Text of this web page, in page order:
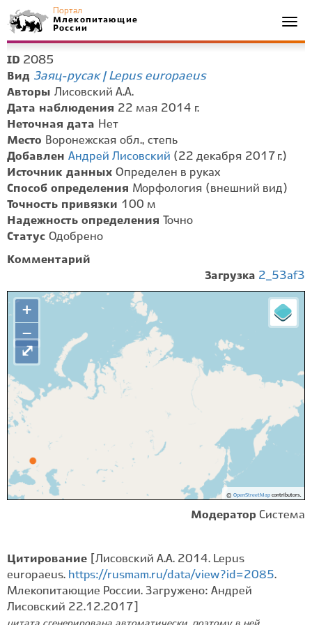
Портал
Млекопитающие
России
ID 2085
Вид Заяц-русак | Lepus europaeus
Авторы Лисовский А.А.
Дата наблюдения 22 мая 2014 г.
Неточная дата Нет
Место Воронежская обл., степь
Добавлен Андрей Лисовский (22 декабря 2017 г.)
Источник данных Определен в руках
Способ определения Морфология (внешний вид)
Точность привязки 100 м
Надежность определения
Точно
Статус Одобрено
Комментарий
Загрузка 2_53af3
+
−
© OpenStreetMapcontributors.
⤢
Модератор Система
Цитирование
[Лисовский А.А. 2014. Lepus
europaeus. https://rusmam.ru/data/view?id=2085.
Млекопитающие России. Загружено: Андрей
Лисовский 22.12.2017]